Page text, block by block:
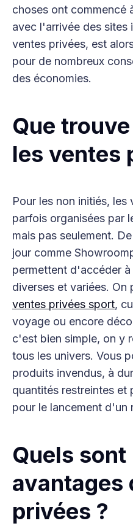
choses ont commencé
avec l'arrivée des sites
ventes privées, est
pour de nombreux
des économies.
Que
les ventes
Pour les non initiés,
parfois organisées par
mais pas seulement.
jour comme
permettent d'accéder
diverses et variées. On
ventes privées sport,
voyage ou encore
c'est bien simple, on y
tous les univers. Vous
produits invendus, à
quantités restreintes et
pour le lancement d'un
Quels sont
avantages
privées ?